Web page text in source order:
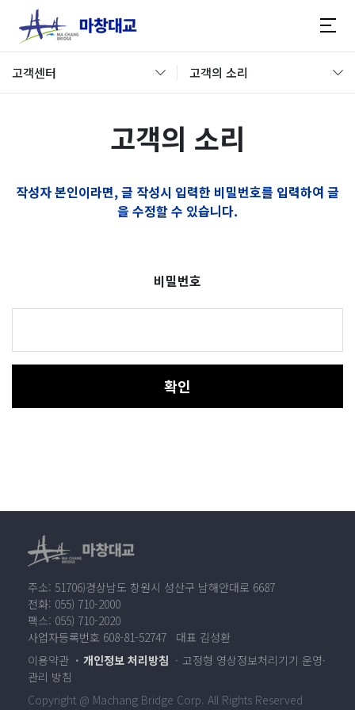
고객센터 고객의 소리
고객의 소리
작성자 본인이라면, 글 작성시 입력한 비밀번호를 입력하여 글
을 수정할 수 있습니다.
비밀번호
확인
주소: 51706)경상남도 창원시 성산구 남해안대로 6687
전화: 055) 710-2000
팩스: 055) 710-2020
사업자등록번호 608-81-52747 대표 김성환
이용약관
개인정보 처리방침
고정형 영상정보처리기기 운영·
관리 방침
Copyright @ Machang Bridge Corp. All Rights Reserved